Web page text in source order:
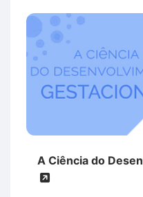
A Ciência do